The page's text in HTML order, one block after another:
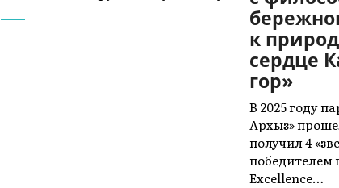
к
сердце
гор»
В 2025 году
Архыз»
получил 4
победителем
Excellence…